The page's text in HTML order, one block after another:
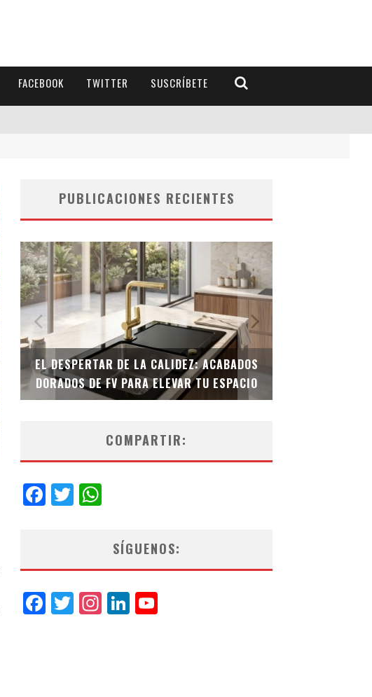
FACEBOOK TWITTER SUSCRÍBETE
PUBLICACIONES RECIENTES
EL DESPERTAR DE LA CALIDEZ: ACABADOS
DORADOS DE FV PARA ELEVAR TU ESPACIO
COMPARTIR:
Facebook
Twitter
SÍGUENOS:
Facebook
Twitter
Instagram
LinkedIn